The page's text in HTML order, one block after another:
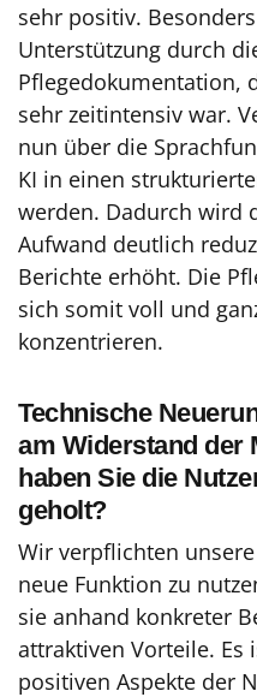
sehr positiv.
Unterstützung durch
Pflegedokumentation,
sehr zeitintensiv war.
nun über die
KI in einen
werden. Dadurch wird
Aufwand deutlich
Berichte erhöht. Die
sich somit voll und
konzentrieren.
Technische
am Widerstand der
haben Sie die
geholt?
Wir verpflichten
neue Funktion zu
sie anhand konkreter
attraktiven Vorteile. Es
positiven Aspekte der